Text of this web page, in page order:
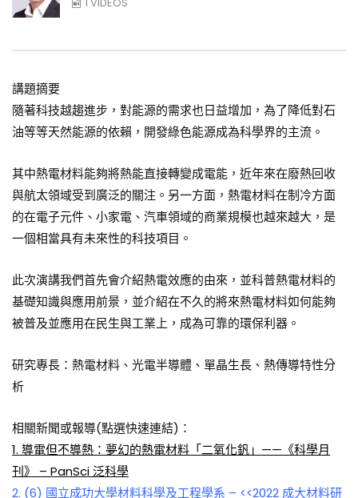
講題摘要
隨著科技越趨進步，對能源的需求也日益增加，為了降低對石
油等等天然能源的依賴，開發綠色能源成為科學界的主流。
其中熱電材料能夠將熱能直接轉變成電能，近年來在廢熱回收
與航太領域受到廣泛的關注。另一方面，熱電材料在制冷方面
的在電子元件、小家電、汽車領域的商業規模也越來越大，是
一個相當具有未來性的科技項目。
此次演講我們首先會介紹熱電效應的由來，並科普熱電材料的
基礎知識與應用前景，並介紹在不久的將來熱電材料如何能夠
被普及並應用在民生與工業上，成為可靠的環保利器。
研究專長：熱電材料、光電半導體、單晶生長、熱傳導特性分
析
相關新聞或報導(點選快速連結)：
1. 導電但不導熱：夢幻的熱電材料「二氧化釩」——《科學月
刊》 – PanSci 泛科學
2. (6) 國立成功大學材料科學及工程學系 – <<2022 成大材料研